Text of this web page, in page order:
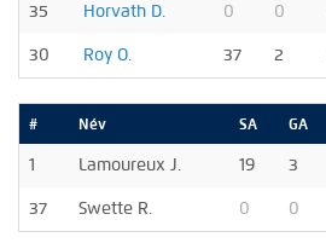
35 Horvath D. 0 0
30 Roy O. 37 2
# Név SA GA
1 Lamoureux J. 19 3
37 Swette R. 0 0